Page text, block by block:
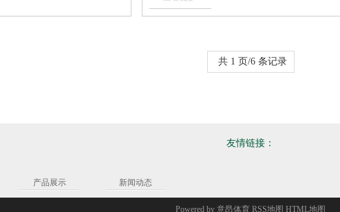
共 1 页/6 条记录
友情链接：
产品展示 新闻动态
Powered by 意昂体育 RSS地图 HTML地图